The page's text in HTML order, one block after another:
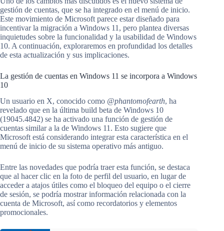
gestión de cuentas, que se ha integrado en el menú de inicio.
Este movimiento de Microsoft parece estar diseñado para
incentivar la migración a Windows 11, pero plantea diversas
inquietudes sobre la funcionalidad y la usabilidad de Windows
10. A continuación, exploraremos en profundidad los detalles
de esta actualización y sus implicaciones.
La gestión de cuentas en Windows 11 se incorpora a Windows
10
Un usuario en X, conocido como @phantomofearth, ha
revelado que en la última build beta de Windows 10
(19045.4842) se ha activado una función de gestión de
cuentas similar a la de Windows 11. Esto sugiere que
Microsoft está considerando integrar esta característica en el
menú de inicio de su sistema operativo más antiguo.
Entre las novedades que podría traer esta función, se destaca
que al hacer clic en la foto de perfil del usuario, en lugar de
acceder a atajos útiles como el bloqueo del equipo o el cierre
de sesión, se podría mostrar información relacionada con la
cuenta de Microsoft, así como recordatorios y elementos
promocionales.